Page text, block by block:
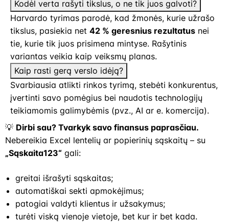
Kodėl verta rašyti tikslus, o ne tik juos galvoti?
Harvardo tyrimas parodė, kad žmonės, kurie užrašo
tikslus, pasiekia net 42 % geresnius rezultatus nei
tie, kurie tik juos prisimena mintyse. Rašytinis
variantas veikia kaip veiksmų planas.
Kaip rasti gerą verslo idėją?
Svarbiausia atlikti rinkos tyrimą, stebėti konkurentus,
įvertinti savo pomėgius bei naudotis technologijų
teikiamomis galimybėmis (pvz., AI ar e. komercija).
💡 Dirbi sau? Tvarkyk savo finansus paprasčiau.
Nebereikia Excel lentelių ar popierinių sąskaitų – su
„Sąskaita123“ gali:
greitai išrašyti sąskaitas;
automatiškai sekti apmokėjimus;
patogiai valdyti klientus ir užsakymus;
turėti viską vienoje vietoje, bet kur ir bet kada.